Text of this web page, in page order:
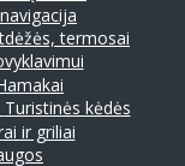
termosai
Turistinės kėdės
ir griliai